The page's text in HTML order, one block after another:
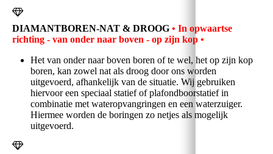
DIAMANTBOREN-NAT & DROOG • In opwaartse
richting - van onder naar boven - op zijn kop •
Het van onder naar boven boren of te wel, het op zijn kop
boren, kan zowel nat als droog door ons worden
uitgevoerd, afhankelijk van de situatie. Wij gebruiken
hiervoor een speciaal statief of plafondboorstatief in
combinatie met wateropvangringen en een waterzuiger.
Hiermee worden de boringen zo netjes als mogelijk
uitgevoerd.